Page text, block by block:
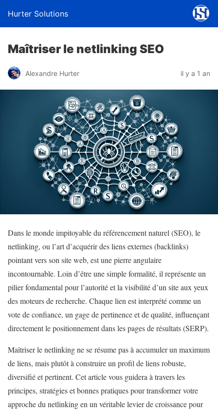
Hurter Solutions
Maîtriser le netlinking SEO
Alexandre Hurter il y a 1 an
Dans le monde impitoyable du référencement naturel (SEO), le
netlinking, ou l’art d’acquérir des liens externes (backlinks)
pointant vers son site web, est une pierre angulaire
incontournable. Loin d’être une simple formalité, il représente un
pilier fondamental pour l’autorité et la visibilité d’un site aux yeux
des moteurs de recherche. Chaque lien est interprété comme un
vote de confiance, un gage de pertinence et de qualité, influençant
directement le positionnement dans les pages de résultats (SERP).
Maîtriser le netlinking ne se résume pas à accumuler un maximum
de liens, mais plutôt à construire un profil de liens robuste,
diversifié et pertinent. Cet article vous guidera à travers les
principes, stratégies et bonnes pratiques pour transformer votre
approche du netlinking en un véritable levier de croissance pour